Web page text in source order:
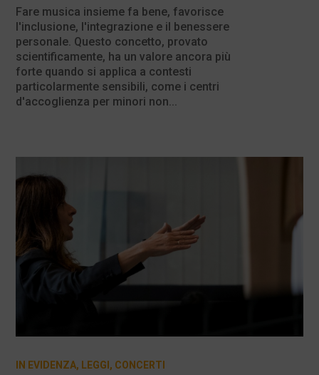
Fare musica insieme fa bene, favorisce
l'inclusione, l'integrazione e il benessere
personale. Questo concetto, provato
scientificamente, ha un valore ancora più
forte quando si applica a contesti
particolarmente sensibili, come i centri
d'accoglienza per minori non...
IN EVIDENZA, LEGGI , CONCERTI